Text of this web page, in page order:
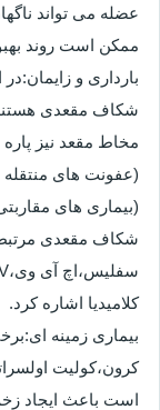
عضله می تواند
ممکن است روند
بارداری و
شکاف مقعدی
مخاط مقعد نیز
(بیماری های
شکاف مقعدی
کلامیدیا اشاره کرد.
بیماری زمینه
کرون،کولیت
است باعث ایجاد